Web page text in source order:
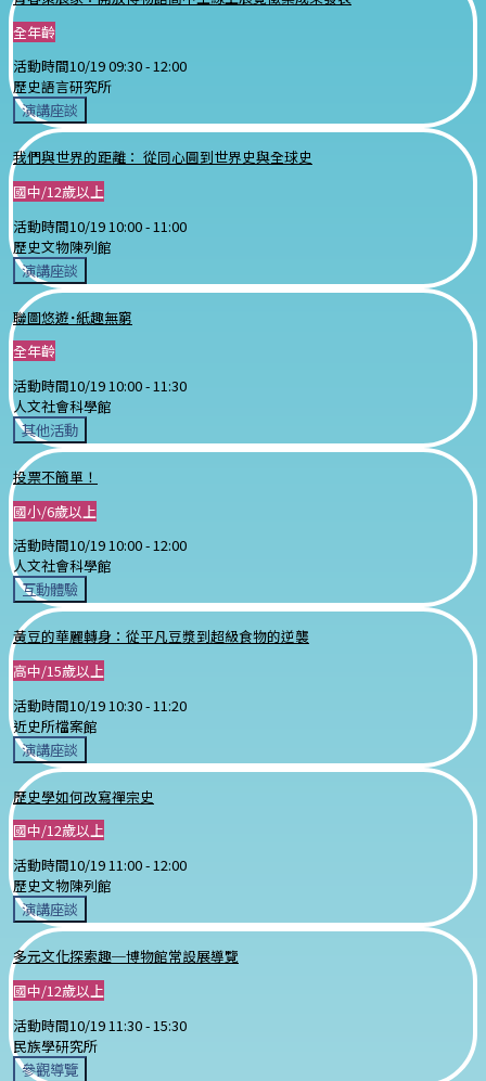
全年齡
活動時間10/19 09:30 -12:00
歷史語言研究所
演講座談
我們與世界的距離： 從同心圓到世界史與全球史
國中/12歲以上
活動時間10/19 10:00 - 11:00
歷史文物陳列館
演講座談
聯圖悠遊˙紙趣無窮
全年齡
活動時間10/19 10:00 -11:30
人文社會科學館
其他活動
投票不簡單！
國小/6歲以上
活動時間10/19 10:00 -12:00
人文社會科學館
互動體驗
黃豆的華麗轉身：從平凡豆漿到超級食物的逆襲
高中/15歲以上
活動時間10/19 10:30 -11:20
近史所檔案館
演講座談
歷史學如何改寫禪宗史
國中/12歲以上
活動時間10/19 11:00 -12:00
歷史文物陳列館
演講座談
多元文化探索趣─博物館常設展導覽
國中/12歲以上
活動時間10/19 11:30 - 15:30
民族學研究所
參觀導覽